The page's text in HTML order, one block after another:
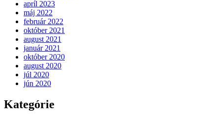
apríl 2023
máj 2022
február 2022
október 2021
august 2021
január 2021
október 2020
august 2020
júl 2020
jún 2020
Kategórie